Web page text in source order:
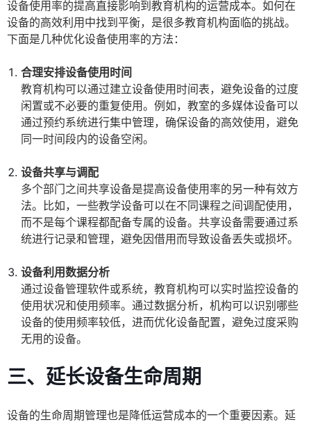
设备使用率的提高直接影响到教育机构的运营成本。如何在
设备的高效利用中找到平衡，是很多教育机构面临的挑战。
下面是几种优化设备使用率的方法：
合理安排设备使用时间
教育机构可以通过建立设备使用时间表，避免设备的过度
闲置或不必要的重复使用。例如，教室的多媒体设备可以
通过预约系统进行集中管理，确保设备的高效使用，避免
同一时间段内的设备空闲。
设备共享与调配
多个部门之间共享设备是提高设备使用率的另一种有效方
法。比如，一些教学设备可以在不同课程之间调配使用，
而不是每个课程都配备专属的设备。共享设备需要通过系
统进行记录和管理，避免因借用而导致设备丢失或损坏。
设备利用数据分析
通过设备管理软件或系统，教育机构可以实时监控设备的
使用状况和使用频率。通过数据分析，机构可以识别哪些
设备的使用频率较低，进而优化设备配置，避免过度采购
无用的设备。
三、延长设备生命周期
设备的生命周期管理也是降低运营成本的一个重要因素。延